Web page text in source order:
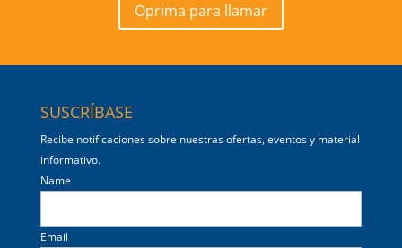
Oprima para llamar
SUSCRÍBASE
Recibe notificaciones sobre nuestras ofertas, eventos y material
informativo.
Name
Email